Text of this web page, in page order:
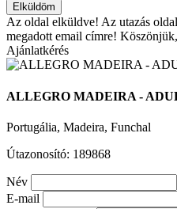
Elküldöm
Az oldal elküldve! Az utazás
megadott email címre!
Ajánlatkérés
ALLEGRO MADEIRA -
Portugália, Madeira, Funchal
Útazonosító: 189868
Név
E-mail